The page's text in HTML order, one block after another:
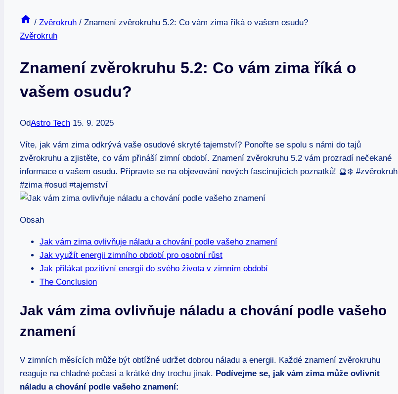
/ Zvěrokruh / Znamení zvěrokruhu 5.2: Co vám zima říká o vašem osudu?
Zvěrokruh
Znamení zvěrokruhu 5.2: Co vám zima říká o
vašem osudu?
OdAstro Tech 15. 9. 2025
Víte, jak vám zima odkrývá vaše osudové skryté tajemství? Ponořte se spolu s námi do tajů
zvěrokruhu a zjistěte, co vám přináší zimní období. Znamení zvěrokruhu 5.2 vám prozradí nečekané
informace o vašem osudu. Připravte se na objevování nových fascinujících poznatků! 🔮❄️ #zvěrokruh
#zima #osud #tajemství
Obsah
Jak vám zima ovlivňuje náladu a chování podle vašeho znamení
Jak využít energii zimního období pro osobní růst
Jak přilákat pozitivní energii do svého života v zimním období
The Conclusion
Jak vám zima ovlivňuje náladu a chování podle vašeho
znamení
V zimních měsících může být obtížné udržet dobrou náladu a energii. Každé znamení zvěrokruhu
reaguje na chladné počasí a krátké dny trochu jinak. Podívejme se, jak vám zima může ovlivnit
náladu a chování podle vašeho znamení: